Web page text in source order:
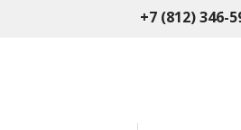
+7 (812) 346-